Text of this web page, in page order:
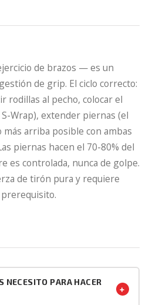
de brazos — es un
de grip. El ciclo correcto:
rodillas al pecho, colocar el
Wrap), extender piernas (el
más arriba posible con ambas
piernas hacen el 70-80% del
es controlada, nunca de golpe.
de tirón pura y requiere
NECESITO PARA HACER
+